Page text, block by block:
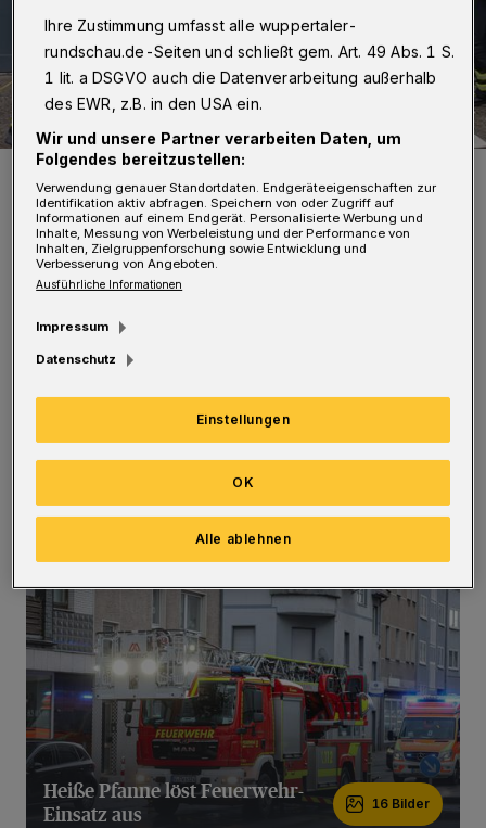
Die Feuerwehr belüftete die Räume.
Foto: Christoph Petersen
Ein Trupp betrat unter Atemschutz die
betroffene Wohnung im ersten Obergeschoss.
Ausgangspunkt des starken Rauches war in
Brand geratenes Fett in einer Pfanne. Die
Mieter hatten die Flammen bereits gelöscht.
(Bilder:)
Heiße Pfanne löst Feuerwehr-
Einsatz aus
16 Bilder
Ihre Zustimmung umfasst alle wuppertaler-
rundschau.de-Seiten und schließt gem. Art. 49 Abs. 1 S.
1 lit. a DSGVO auch die Datenverarbeitung außerhalb
des EWR, z.B. in den USA ein.
Wir und unsere Partner verarbeiten Daten, um
Folgendes bereitzustellen:
Verwendung genauer Standortdaten. Endgeräteeigenschaften zur
Identifikation aktiv abfragen. Speichern von oder Zugriff auf
Informationen auf einem Endgerät. Personalisierte Werbung und
Inhalte, Messung von Werbeleistung und der Performance von
Inhalten, Zielgruppenforschung sowie Entwicklung und
Verbesserung von Angeboten.
Ausführliche Informationen
Impressum
Datenschutz
Einstellungen
Alle ablehnen
OK